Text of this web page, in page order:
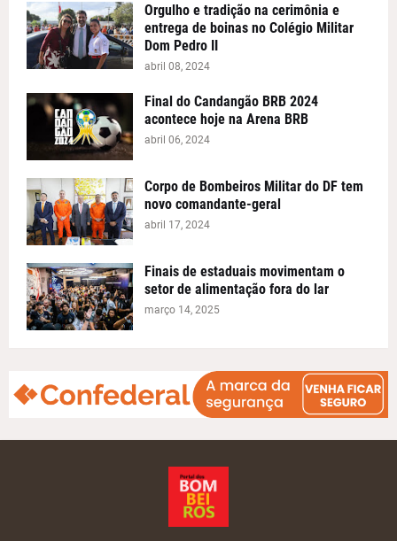
Orgulho e tradição na cerimônia e
entrega de boinas no Colégio Militar
Dom Pedro II
abril 08, 2024
Final do Candangão BRB 2024
acontece hoje na Arena BRB
abril 06, 2024
Corpo de Bombeiros Militar do DF tem
novo comandante-geral
abril 17, 2024
Finais de estaduais movimentam o
setor de alimentação fora do lar
março 14, 2025